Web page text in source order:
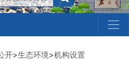
开>生态环境>机构设置